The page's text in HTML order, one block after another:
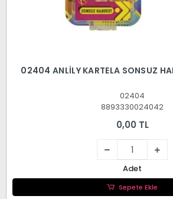
02404 ANLİLY KARTELA SONSUZ
02404
8893330024042
0,00 TL
Adet
Sepete Ekle